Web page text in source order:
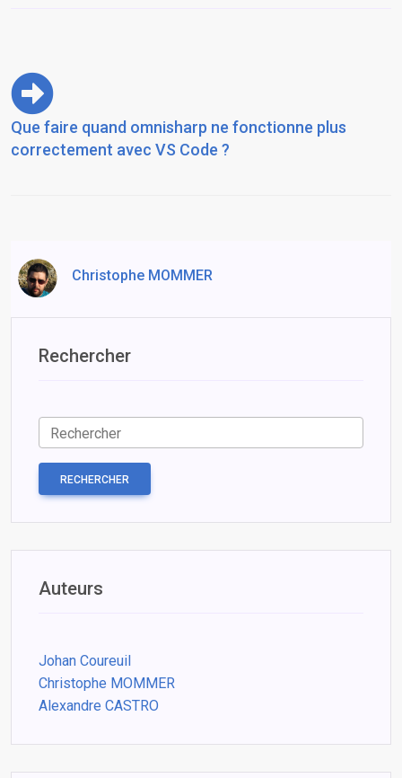
Que faire quand omnisharp ne fonctionne plus
correctement avec VS Code ?
Christophe MOMMER
Rechercher
RECHERCHER
Auteurs
Johan Coureuil
Christophe MOMMER
Alexandre CASTRO